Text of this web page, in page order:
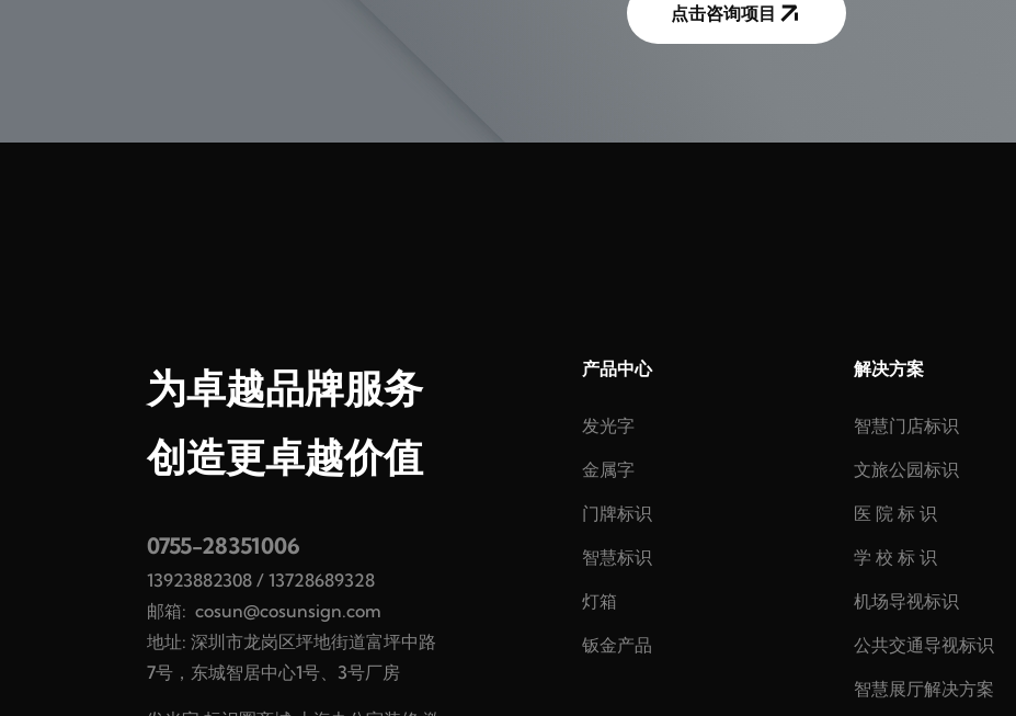
点击咨询项目
为卓越品牌服务
创造更卓越价值
0755-28351006
13923882308 /13728689328
邮箱:cosun@cosunsign.com
地址: 深圳市龙岗区坪地街道富坪中路
7号，东城智居中心1号、3号厂房
产品中心
发光字
金属字
门牌标识
智慧标识
灯箱
钣金产品
解决方案
智慧门店标识
文旅公园标识
医 院 标 识
学 校 标 识
机场导视标识
公共交通导视标识
智慧展厅解决方案